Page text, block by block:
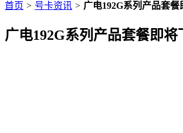
首页 > 号卡资讯 > 广电192G系列产品套餐
广电192G系列产品套餐即将